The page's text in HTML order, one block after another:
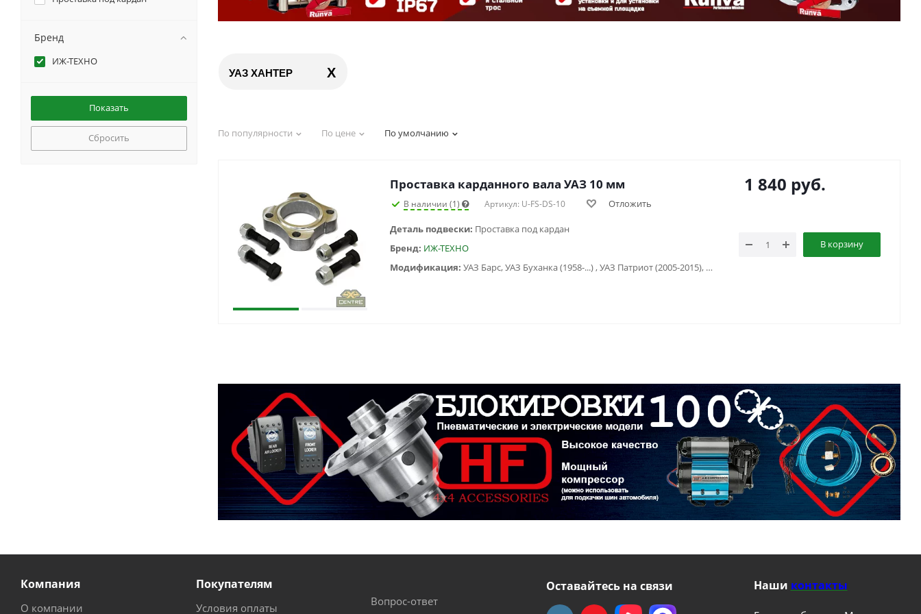
УАЗ ХАНТЕР X
По популярности По цене По умолчанию
Проставка карданного вала УАЗ 10 мм
В наличии (1) Артикул: U-FS-DS-10 Отложить
Деталь подвески: Проставка под кардан
Бренд: ИЖ-ТЕХНО
Модификация:
УАЗ Барс, УАЗ Буханка (1958-...) , УАЗ Патриот (2005-2015), УАЗ Патриот (2015-2018), УАЗ Патриот пикап (2008-...), УАЗ Хантер (2003-...), УАЗ-3151
1 840 руб.
В корзину
Бренд
ИЖ-ТЕХНО
Сбросить
Компания
О компании
Покупателям
Условия оплаты
Вопрос-ответ
Оставайтесь на связи Наши контакты